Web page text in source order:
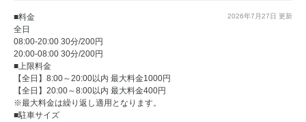
2026年7月27日 更新
■料金
全日
08:00-20:00 30分/200円
20:00-08:00 30分/200円
■上限料金
【全日】8:00～20:00以内 最大料金1000円
【全日】20:00～8:00以内 最大料金400円
※最大料金は繰り返し適用となります。
■駐車サイズ